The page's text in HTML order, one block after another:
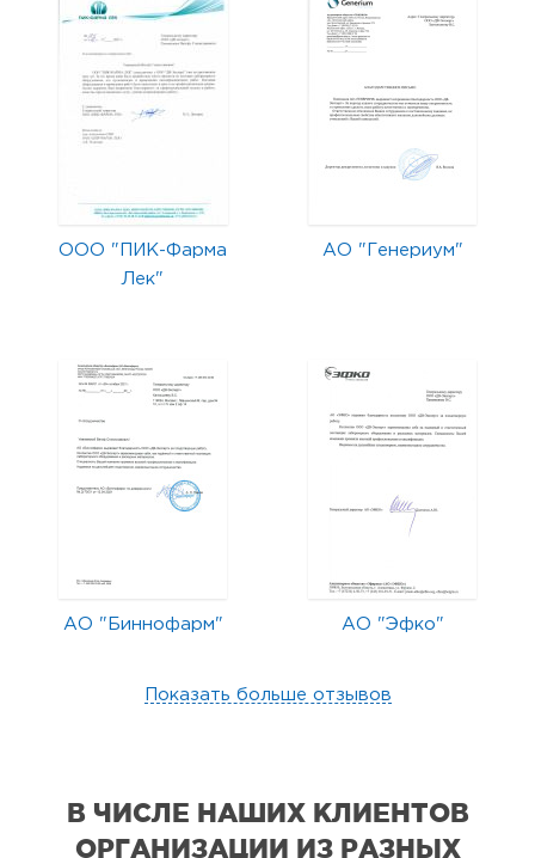
ООО "ПИК-Фарма
Лек"
АО "Генериум"
АО "Биннофарм" АО "Эфко"
Показать больше отзывов
В ЧИСЛЕ НАШИХ КЛИЕНТОВ
ОРГАНИЗАЦИИ ИЗ РАЗНЫХ